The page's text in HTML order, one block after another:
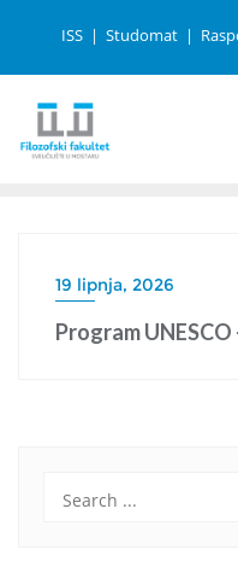
ISS Studomat
19 lipnja, 2026
Program